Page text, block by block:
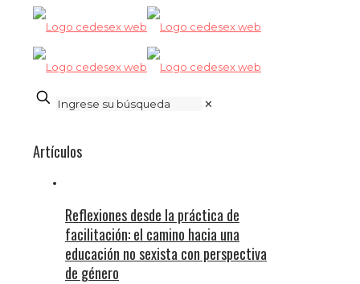
✕
Artículos
Reflexiones desde la práctica de
facilitación: el camino hacia una
educación no sexista con perspectiva
de género